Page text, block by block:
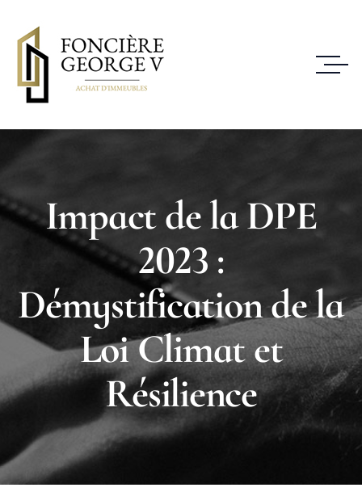
Impact de la DPE
2023 :
Démystification de la
Loi Climat et
Résilience